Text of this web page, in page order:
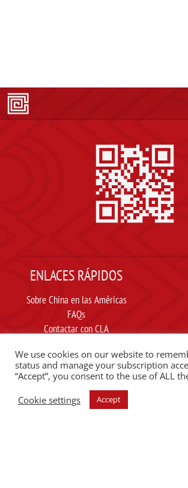
ENLACES RÁPIDOS
Sobre China en las Américas
FAQs
Contactar con CLA
Carta ética
SIGUE A CLA EN REDES
We use cookies on our website to
status and manage your subscription
“Accept”, you consent to the use of ALL
Cookie settings
Accept